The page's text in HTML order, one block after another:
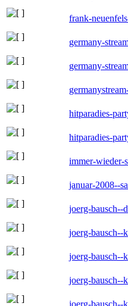
frank-
germany-
germany-
hitparadies-
hitparadies-
immer-wieder-
januar-2008--
joerg-bausch--
joerg-bausch--
joerg-bausch--
joerg-bausch--
joerg-bausch--